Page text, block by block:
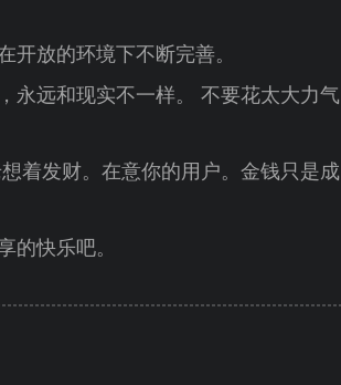
放的环境下不断完善。
永远和现实不一样。 不要花太大力气
着发财。在意你的用户。金钱只是成
的快乐吧。